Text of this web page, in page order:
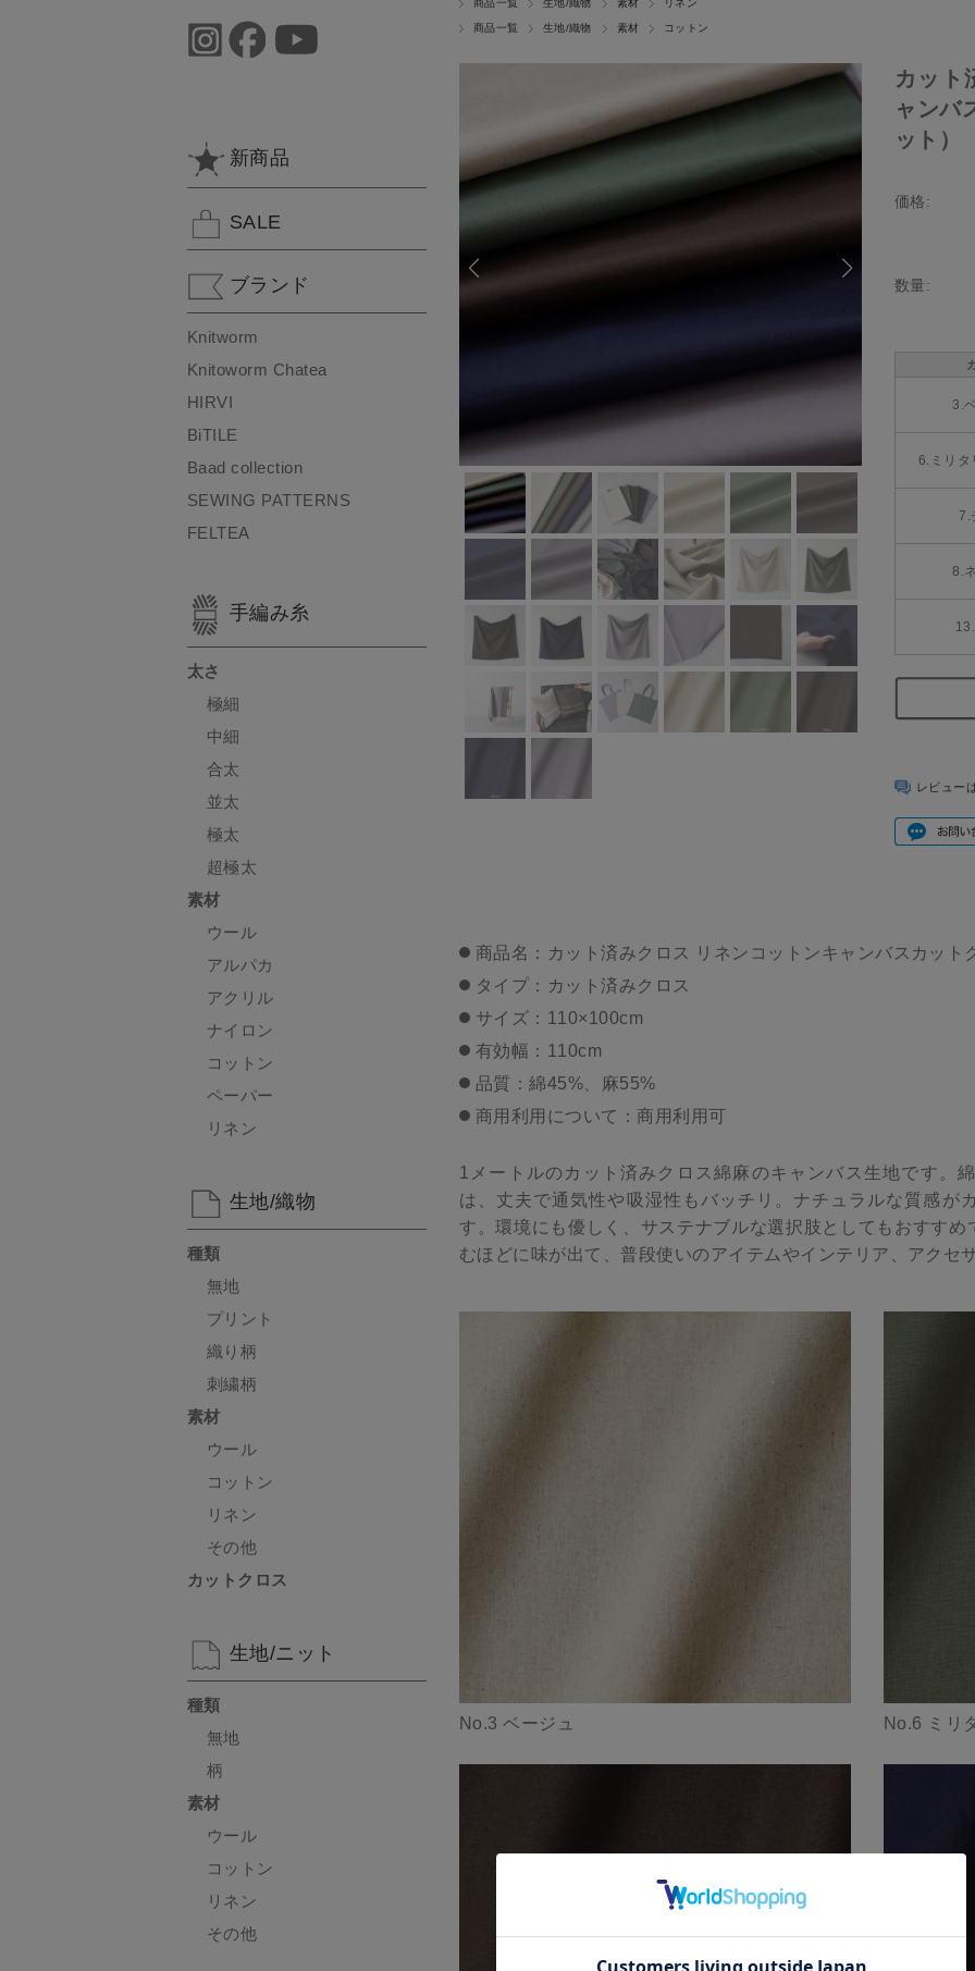
商品一覧 生地/織物 素材 リネン
商品一覧 生地/織物 素材 コットン
カット
ャンバ
ット）
価格:
数量:
3.
6.ミリタ
7.
8.
レビュー
商品名：カット済みクロス リネンコットンキャンバスカット
タイプ：カット済みクロス
サイズ：110×100cm
有効幅：110cm
品質：綿45%、麻55%
商用利用について：商用利用可
1メートルのカット済みクロス綿麻のキャンバス生地です。
は、丈夫で通気性や吸湿性もバッチリ。ナチュラルな質感が
す。環境にも優しく、サステナブルな選択肢としてもおすす
むほどに味が出て、普段使いのアイテムやインテリア、アクセ
No.3 ベージュ No.6 ミリ
新商品
SALE
ブランド
Knitworm
Knitoworm Chatea
HIRVI
BiTILE
Baad collection
SEWING PATTERNS
FELTEA
手編み糸
太さ
極細
中細
合太
並太
極太
超極太
素材
ウール
アルパカ
アクリル
ナイロン
コットン
ペーパー
リネン
生地/織物
種類
無地
プリント
織り柄
刺繍柄
素材
ウール
コットン
リネン
その他
カットクロス
生地/ニット
種類
無地
柄
素材
ウール
コットン
リネン
その他